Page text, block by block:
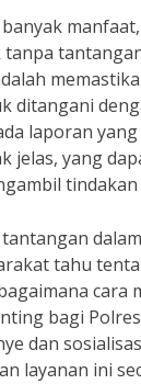
ditangani
laporan
jelas, yang
tahu
cara
bagi
dan
layanan ini